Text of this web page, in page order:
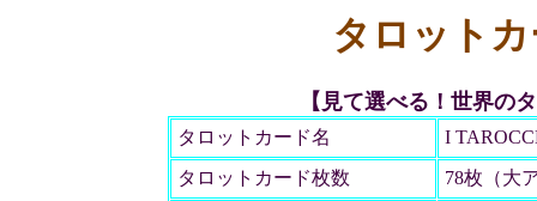
タロット
【見て選べる！世界の
タロットカード名
I
タロットカード枚数
78枚（大